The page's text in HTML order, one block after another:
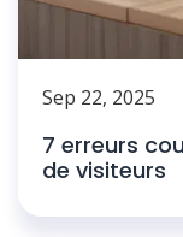
Sep 22, 2025
7 erreurs
de visiteurs